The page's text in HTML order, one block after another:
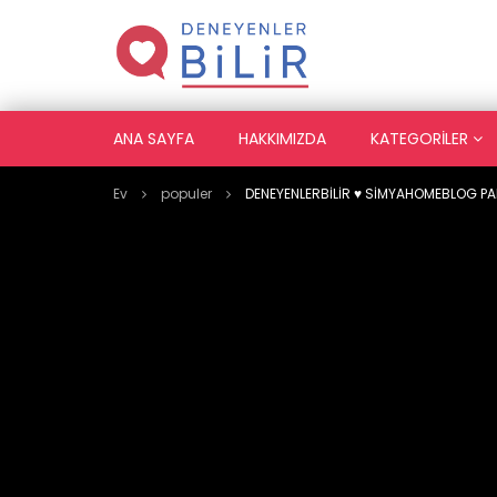
ANA SAYFA HAKKIMIZDA KATEGORILER
Ev populer DENEYENLERBİLİR ♥️ SİMYAHOMEBLOG